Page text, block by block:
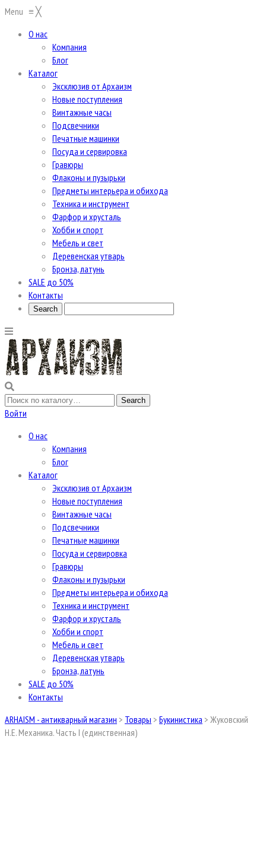
Menu ≡╳
О нас
Компания
Блог
Каталог
Эксклюзив от Архаизм
Новые поступления
Винтажные часы
Подсвечники
Печатные машинки
Посуда и сервировка
Гравюры
Флаконы и пузырьки
Предметы интерьера и обихода
Техника и инструмент
Фарфор и хрусталь
Хобби и спорт
Мебель и свет
Деревенская утварь
Бронза, латунь
SALE до 50%
Контакты
Войти
О нас
Компания
Блог
Каталог
Эксклюзив от Архаизм
Новые поступления
Винтажные часы
Подсвечники
Печатные машинки
Посуда и сервировка
Гравюры
Флаконы и пузырьки
Предметы интерьера и обихода
Техника и инструмент
Фарфор и хрусталь
Хобби и спорт
Мебель и свет
Деревенская утварь
Бронза, латунь
SALE до 50%
Контакты
ARHAISM - антикварный магазин > Товары > Букинистика > Жуковский
Н.Е. Механика. Часть I (единственная)